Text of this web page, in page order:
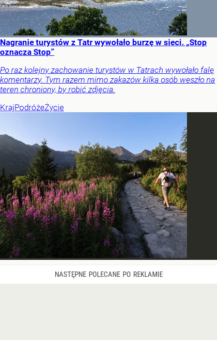
Nagranie turystów z Tatr wywołało burzę w sieci. „Stop
oznacza Stop”
Po raz kolejny zachowanie turystów w Tatrach wywołało falę
komentarzy. Tym razem mimo zakazów kilka osób weszło na
teren chroniony, by robić zdjęcia.
KrajPodróżeŻycie